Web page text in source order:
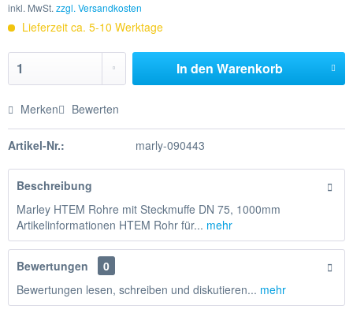
inkl. MwSt. zzgl. Versandkosten
Lieferzeit ca. 5-10 Werktage
In den Warenkorb
Merken Bewerten
Artikel-Nr.: marly-090443
Beschreibung
Marley HTEM Rohre mit Steckmuffe DN 75, 1000mm
Artikelinformationen HTEM Rohr für... mehr
Bewertungen
0
Bewertungen lesen, schreiben und diskutieren... mehr